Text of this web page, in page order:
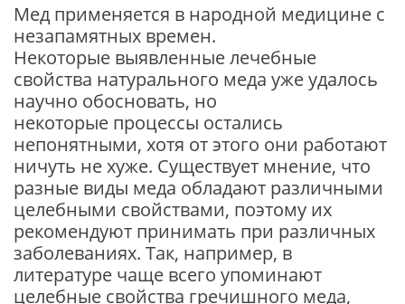
Мед применяется в народной медицине с
незапамятных времен.
Некоторые выявленные лечебные
свойства натурального меда уже удалось
научно обосновать, но
некоторые процессы остались
непонятными, хотя от этого они работают
ничуть не хуже. Существует мнение, что
разные виды меда обладают различными
целебными свойствами, поэтому их
рекомендуют принимать при различных
заболеваниях. Так, например, в
литературе чаще всего упоминают
целебные свойства гречишного меда,